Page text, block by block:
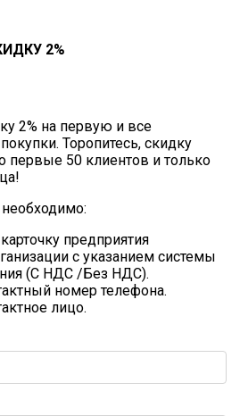
2%
2% на первую и все
Торопитесь, скидку
первые 50 клиентов и только
предприятия
с указанием системы
(С НДС /Без НДС).
номер телефона.
лицо.